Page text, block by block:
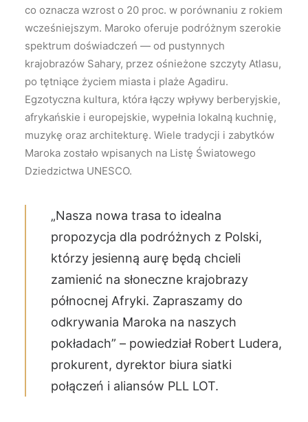
co oznacza wzrost o 20 proc. w porównaniu z rokiem
wcześniejszym. Maroko oferuje podróżnym szerokie
spektrum doświadczeń — od pustynnych
krajobrazów Sahary, przez ośnieżone szczyty Atlasu,
po tętniące życiem miasta i plaże Agadiru.
Egzotyczna kultura, która łączy wpływy berberyjskie,
afrykańskie i europejskie, wypełnia lokalną kuchnię,
muzykę oraz architekturę. Wiele tradycji i zabytków
Maroka zostało wpisanych na Listę Światowego
Dziedzictwa UNESCO.
„Nasza nowa trasa to idealna
propozycja dla podróżnych z Polski,
którzy jesienną aurę będą chcieli
zamienić na słoneczne krajobrazy
północnej Afryki. Zapraszamy do
odkrywania Maroka na naszych
pokładach” – powiedział Robert Ludera,
prokurent, dyrektor biura siatki
połączeń i aliansów PLL LOT.